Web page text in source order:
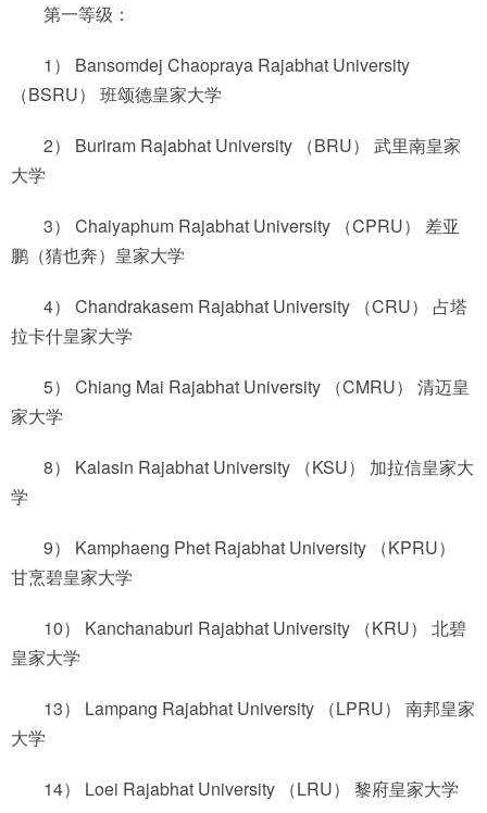
第一等级：
1） Bansomdej Chaopraya Rajabhat University
（BSRU） 班颂德皇家大学
2） Buriram Rajabhat University （BRU） 武里南皇家
大学
3） Chaiyaphum Rajabhat University （CPRU） 差亚
鹏（猜也奔）皇家大学
4） Chandrakasem Rajabhat University （CRU） 占塔
拉卡什皇家大学
5） Chiang Mai Rajabhat University （CMRU） 清迈皇
家大学
8） Kalasin Rajabhat University （KSU） 加拉信皇家大
学
9） Kamphaeng Phet Rajabhat University （KPRU）
甘烹碧皇家大学
10） Kanchanaburi Rajabhat University （KRU） 北碧
皇家大学
13） Lampang Rajabhat University （LPRU） 南邦皇家
大学
14） Loei Rajabhat University （LRU） 黎府皇家大学